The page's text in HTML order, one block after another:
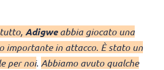
Adigweabbia giocato una
importante in attacco. È stato un
per noi. Abbiamo avuto qualche